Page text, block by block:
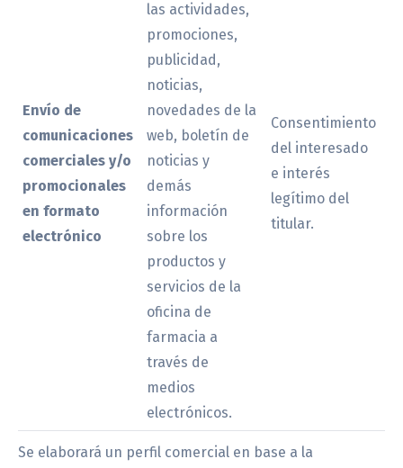
Envío de
comunicaciones
comerciales y/o
promocionales
en formato
electrónico
las actividades,
promociones,
publicidad,
noticias,
novedades de la
web, boletín de
noticias y
demás
información
sobre los
productos y
servicios de la
oficina de
farmacia a
través de
medios
electrónicos.
Consentimiento
del interesado
e interés
legítimo del
titular.
Se elaborará un perfil comercial en base a la